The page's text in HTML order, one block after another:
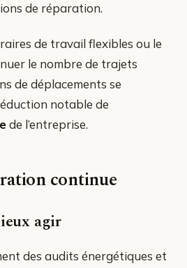
de réparation.
de travail flexibles ou le
le nombre de trajets
de déplacements se
notable de
de l’entreprise.
continue
agir
des audits énergétiques et